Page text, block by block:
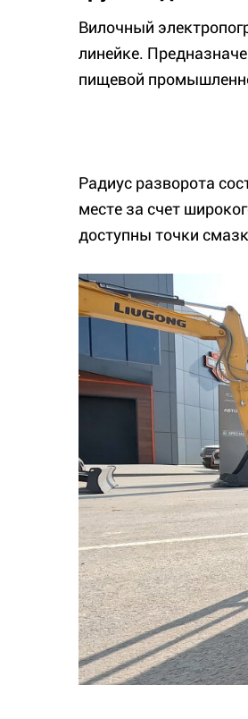
Вилочный
линейке.
пищевой
Радиус разворота
месте за счет
доступны точки